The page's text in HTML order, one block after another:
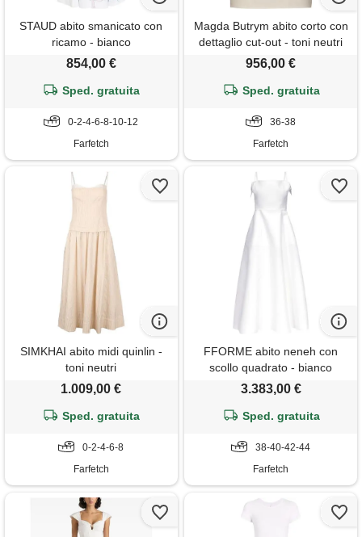
STAUD abito smanicato con
ricamo - bianco
854,00 €
Sped. gratuita
0-2-4-6-8-10-12
Farfetch
Magda Butrym abito corto con
dettaglio cut-out - toni neutri
956,00 €
Sped. gratuita
36-38
Farfetch
SIMKHAI abito midi quinlin -
toni neutri
1.009,00 €
Sped. gratuita
0-2-4-6-8
Farfetch
FFORME abito neneh con
scollo quadrato - bianco
3.383,00 €
Sped. gratuita
38-40-42-44
Farfetch